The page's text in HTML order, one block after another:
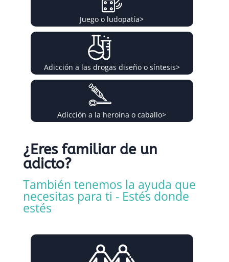
Juego o ludopatía>
Adicción a las drogas diseño o síntesis>
Adicción a la heroína o caballo>
¿Eres familiar de un
adicto?
También tenemos la ayuda que
necesitas para ti - Estés donde
estés